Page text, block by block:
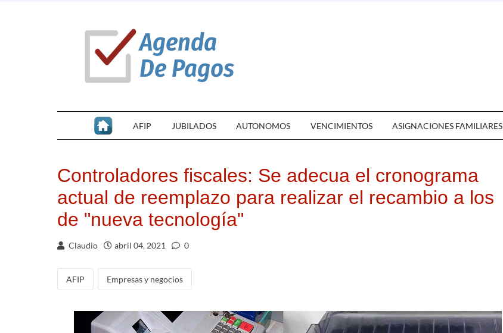
AFIP JUBILADOS AUTONOMOS VENCIMIENTOS ASIGNACIONES FAMILIARES
Controladores fiscales: Se adecua el cronograma
actual de reemplazo para realizar el recambio a los
de "nueva tecnología"
Claudio abril 04, 2021 0
AFIP Empresas y negocios